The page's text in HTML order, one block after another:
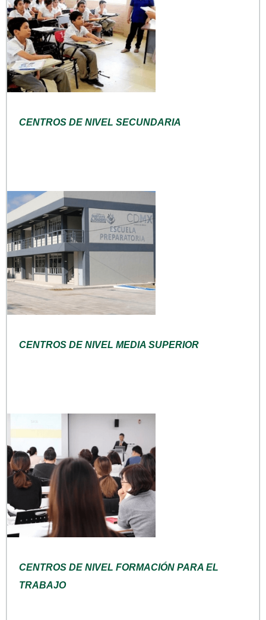
CENTROS DE NIVEL SECUNDARIA
CENTROS DE NIVEL MEDIA SUPERIOR
CENTROS DE NIVEL FORMACIÓN PARA EL
TRABAJO